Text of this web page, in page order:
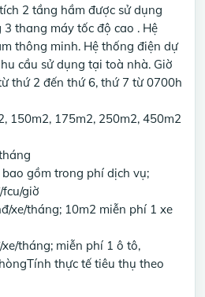
2 tầng hầm được sử dụng
thang máy tốc độ cao . Hệ
thông minh. Hệ thống điện dự
cầu sử dụng tại toà nhà. Giờ
thứ 2 đến thứ 6, thứ 7 từ 0700h
150m2, 175m2, 250m2, 450m2
gồm trong phí dịch vụ;
giờ
xe/tháng; 10m2 miễn phí 1 xe
tháng; miễn phí 1 ô tô,
thực tế tiêu thụ theo